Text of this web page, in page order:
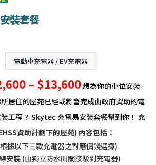
裝套餐
電動車充電器 / EV充電器
– $13,600想為你的車位安裝
居住的屋苑已經或將會完成由政府資助的電
工程？ Skytec 充電易安裝套餐幫到你！ 充
資助計劃下的屋苑) 內容包括：
據以下三款充電器之對應價錢選擇)
安裝 (由獨立防水開關接駁到充電器)